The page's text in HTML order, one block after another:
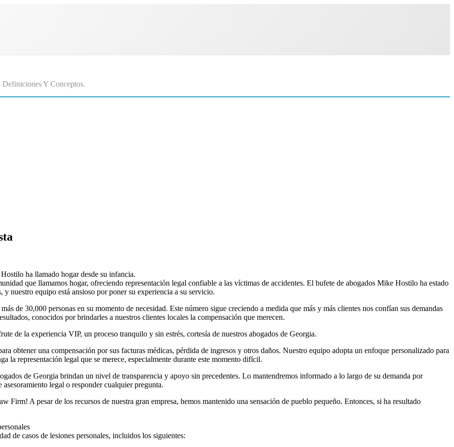
Y Conceptos.
ha llamado hogar desde su infancia.
que llamamos hogar, ofreciendo representación legal confiable a las víctimas de accidentes. El bufete de abogados Mike Hostilo ha estado
nuestro equipo está ansioso por poner su experiencia a su servicio.
de 30,000 personas en su momento de necesidad. Este número sigue creciendo a medida que más y más clientes nos confían sus demandas
conocidos por brindarles a nuestros clientes locales la compensación que merecen.
de la experiencia VIP, un proceso tranquilo y sin estrés, cortesía de nuestros abogados de Georgia.
obtener una compensación por sus facturas médicas, pérdida de ingresos y otros daños. Nuestro equipo adopta un enfoque personalizado para
la representación legal que se merece, especialmente durante este momento difícil.
de Georgia brindan un nivel de transparencia y apoyo sin precedentes. Lo mantendremos informado a lo largo de su demanda por
legal o responder cualquier pregunta.
Firm! A pesar de los recursos de nuestra gran empresa, hemos mantenido una sensación de pueblo pequeño. Entonces, si ha resultado
de casos de lesiones personales, incluidos los siguientes: